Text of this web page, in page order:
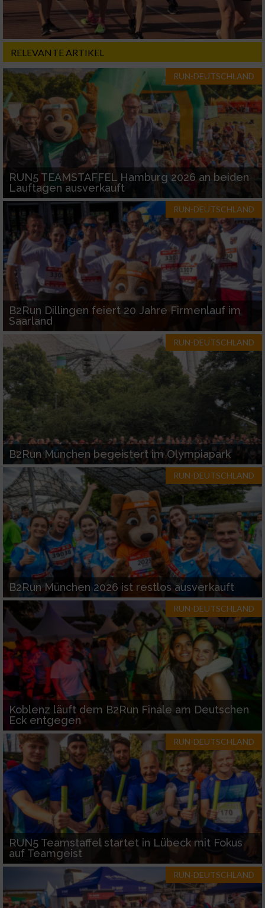
RELEVANTE ARTIKEL
RUN-DEUTSCHLAND
RUN5 TEAMSTAFFEL Hamburg 2026 an beiden
Lauftagen ausverkauft
RUN-DEUTSCHLAND
B2Run Dillingen feiert 20 Jahre Firmenlauf im
Saarland
RUN-DEUTSCHLAND
B2Run München begeistert im Olympiapark
RUN-DEUTSCHLAND
B2Run München 2026 ist restlos ausverkauft
RUN-DEUTSCHLAND
Koblenz läuft dem B2Run Finale am Deutschen
Eck entgegen
RUN-DEUTSCHLAND
RUN5 Teamstaffel startet in Lübeck mit Fokus
auf Teamgeist
RUN-DEUTSCHLAND
Notwendig
Performance
Funktional
Werbung